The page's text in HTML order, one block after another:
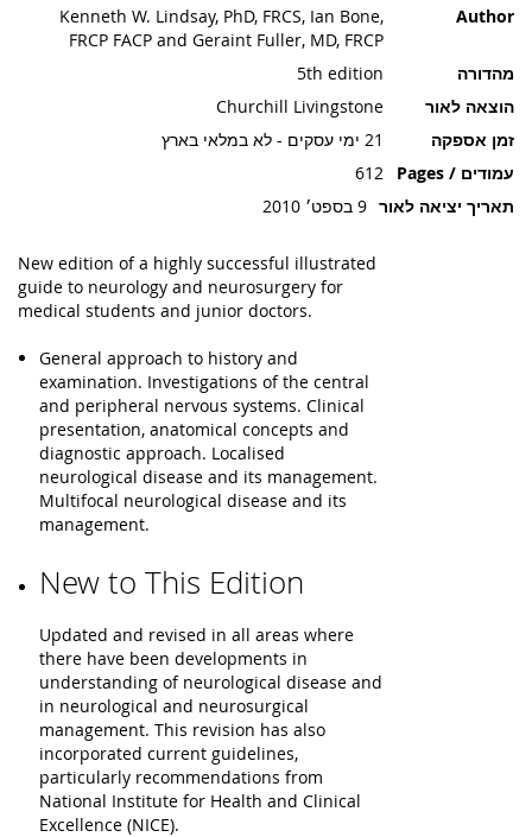
Author
Kenneth W. Lindsay, PhD, FRCS, Ian Bone,
FRCP FACP and Geraint Fuller, MD, FRCP
מהדורה
5th edition
הוצאה לאור
Churchill Livingstone
זמן אספקה
21 ימי עסקים - לא במלאי בארץ
עמודים / Pages
612
תאריך יציאה לאור 9 בספט׳ 2010
New edition of a highly successful illustrated
guide to neurology and neurosurgery for
medical students and junior doctors.
General approach to history and
examination. Investigations of the central
and peripheral nervous systems. Clinical
presentation, anatomical concepts and
diagnostic approach. Localised
neurological disease and its management.
Multifocal neurological disease and its
management.
New to This Edition
Updated and revised in all areas where
there have been developments in
understanding of neurological disease and
in neurological and neurosurgical
management. This revision has also
incorporated current guidelines,
particularly recommendations from
National Institute for Health and Clinical
Excellence (NICE).